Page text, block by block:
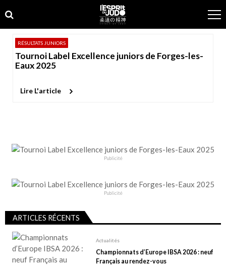
to
navigation
to
content
RÉSULTATS JUNIORS
Tournoi Label Excellence juniors de Forges-les-
Eaux 2025
Lire L'article
Publicité
Publicité
ARTICLES RÉCENTS
Actualités
Championnats d’Europe IBSA 2026 : neuf
Français au rendez-vous